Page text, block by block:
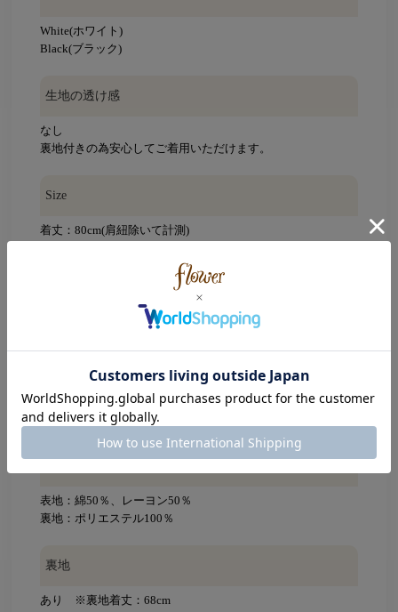
White(ホワイト)
Black(ブラック)
生地の透け感
なし
裏地付きの為安心してご着用いただけます。
Size
着丈：80cm(肩紐除いて計測)
身幅：60～106cm(ゴムで伸縮します)
裾幅：257cm(裾に沿って計測)
※平置きで採寸(ウエスト・ヒップ・身幅は幅×2で記載)
着用モデル
YAGI：160cm、TANABE：154cm
表地：綿50％、レーヨン50％
裏地：ポリエステル100％
裏地
あり ※裏地着丈：68cm